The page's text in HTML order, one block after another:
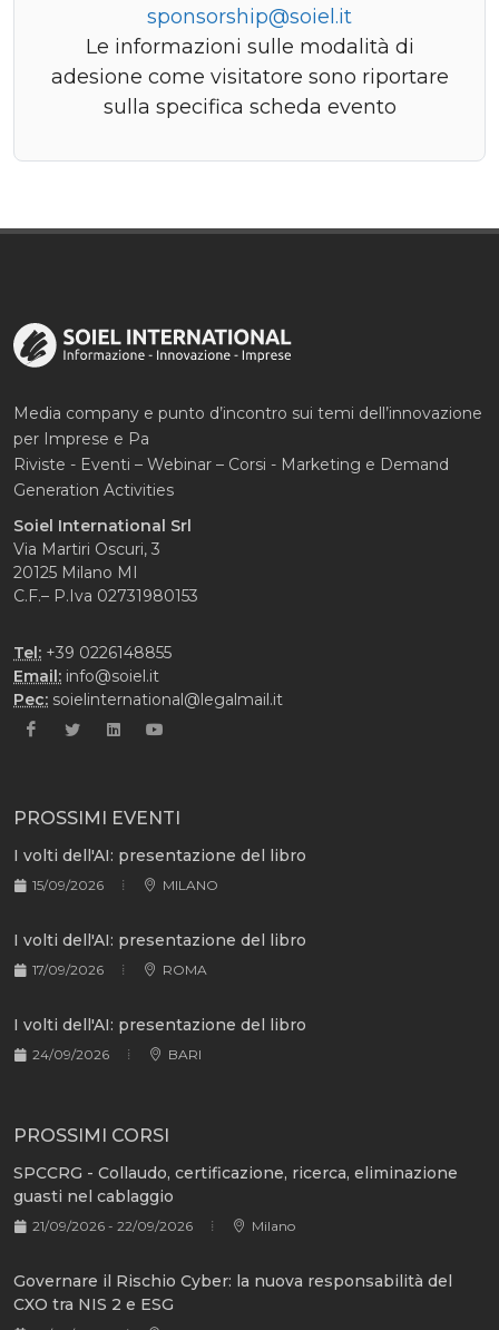
sponsorship@soiel.it
Le informazioni sulle modalità di
adesione come visitatore sono riportare
sulla specifica scheda evento
Media company e punto d’incontro sui temi dell’innovazione
per Imprese e Pa
Riviste - Eventi – Webinar – Corsi - Marketing e Demand
Generation Activities
Soiel International Srl
Via Martiri Oscuri, 3
20125 Milano MI
C.F.– P.Iva 02731980153
Tel: +39 0226148855
Email: info@soiel.it
Pec: soielinternational@legalmail.it
PROSSIMI EVENTI
I volti dell'AI: presentazione del libro
15/09/2026 MILANO
I volti dell'AI: presentazione del libro
17/09/2026 ROMA
I volti dell'AI: presentazione del libro
24/09/2026 BARI
PROSSIMI CORSI
SPCCRG - Collaudo, certificazione, ricerca, eliminazione
guasti nel cablaggio
21/09/2026 - 22/09/2026 Milano
Governare il Rischio Cyber: la nuova responsabilità del
CXO tra NIS 2 e ESG